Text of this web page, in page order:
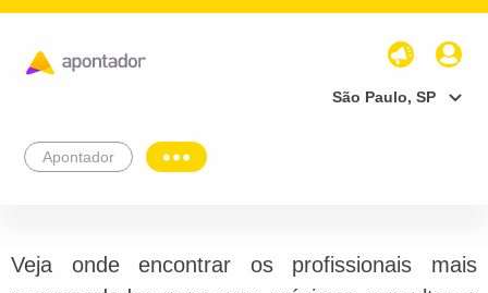
São Paulo, SP
Apontador
Veja onde encontrar os profissionais mais